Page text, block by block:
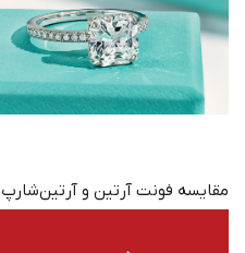
مقایسه فونت آرتین و آرتین‌شارپ